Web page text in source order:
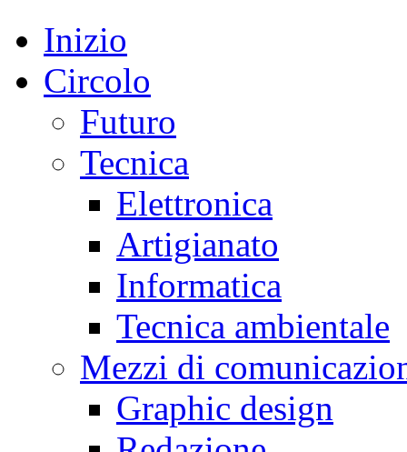
Inizio
Circolo
Futuro
Tecnica
Elettronica
Artigianato
Informatica
Tecnica ambientale
Mezzi di
Graphic design